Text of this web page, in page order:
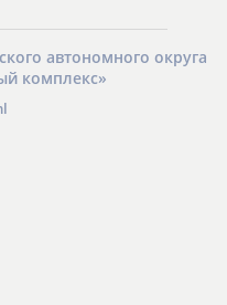
автономного округа
комплекс»